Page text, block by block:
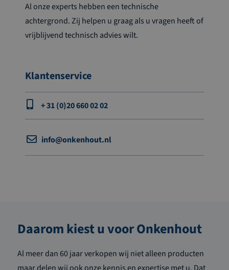
Al onze experts hebben een technische
achtergrond. Zij helpen u graag als u vragen heeft of
vrijblijvend technisch advies wilt.
Klantenservice
+ 31 (0)20 660 02 02
info@onkenhout.nl
Daarom kiest u voor Onkenhout
Al meer dan 60 jaar verkopen wij niet alleen producten